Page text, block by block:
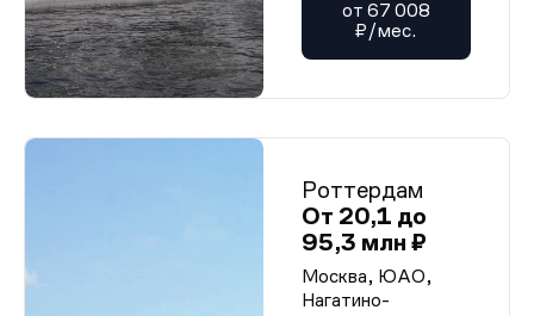
от 67 008
₽/мес.
Роттердам
От 20,1 до
95,3 млн ₽
Москва, ЮАО,
Нагатино-